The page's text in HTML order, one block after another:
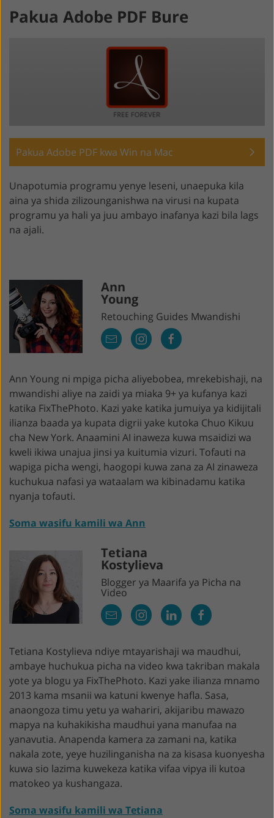
Pakua Adobe PDF Bure
Pakua Adobe PDF kwa Win na Mac
Unapotumia programu yenye leseni, unaepuka kila
aina ya shida zilizounganishwa na virusi na kupata
programu ya hali ya juu ambayo inafanya kazi bila lags
na ajali.
Ann
Young
Retouching Guides Mwandishi
Ann Young ni mpiga picha aliyebobea, mrekebishaji, na
mwandishi aliye na zaidi ya miaka 9+ ya kufanya kazi
katika FixThePhoto. Kazi yake katika jumuiya ya kidijitali
ilianza baada ya kupata digrii yake kutoka Chuo Kikuu
cha New York. Anaamini AI inaweza kuwa msaidizi wa
kweli ikiwa unajua jinsi ya kuitumia vizuri. Tofauti na
wapiga picha wengi, haogopi kuwa zana za AI zinaweza
kuchukua nafasi ya wataalam wa kibinadamu katika
nyanja tofauti.
Soma wasifu kamili wa Ann
Tetiana
Kostylieva
Blogger ya Maarifa ya Picha na
Video
Tetiana Kostylieva ndiye mtayarishaji wa maudhui,
ambaye huchukua picha na video kwa takriban makala
yote ya blogu ya FixThePhoto. Kazi yake ilianza mnamo
2013 kama msanii wa katuni kwenye hafla. Sasa,
anaongoza timu yetu ya wahariri, akijaribu mawazo
mapya na kuhakikisha maudhui yana manufaa na
yanavutia. Anapenda kamera za zamani na, katika
nakala zote, yeye huzilinganisha na za kisasa kuonyesha
kuwa sio lazima kuwekeza katika vifaa vipya ili kutoa
matokeo ya kushangaza.
Soma wasifu kamili wa Tetiana